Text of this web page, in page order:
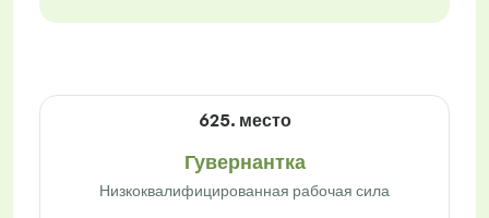
625. место
Гувернантка
Низкоквалифицированная рабочая сила